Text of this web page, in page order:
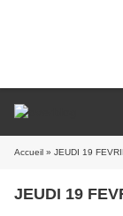
Accueil » JEUDI 19
JEUDI 19